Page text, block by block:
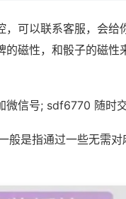
可以联系客服，会给
磁性，和骰子的磁性
信号; sdf6770 随时交
般是指通过一些无需